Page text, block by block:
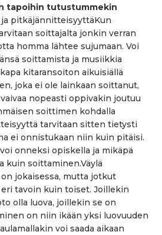
tapoihin tutustummekin
pitkäjännitteisyyttäKun
soittajalta jonkin verran
homma lähtee sujumaan. Voi
soittamista ja musiikkia
kitaransoiton aikuisiällä
joka ei ole lainkaan soittanut,
nopeasti oppivakin joutuu
soittimen kohdalla
tarvitaan sitten tietysti
ei onnistukaan niin kuin pitäisi.
onneksi opiskella ja mikäpä
kuin soittaminen.Väylä
jokaisessa, mutta jotkut
tavoin kuin toiset. Joillekin
olla luova, joillekin se on
on niin ikään yksi luovuuden
voi saada aikaan